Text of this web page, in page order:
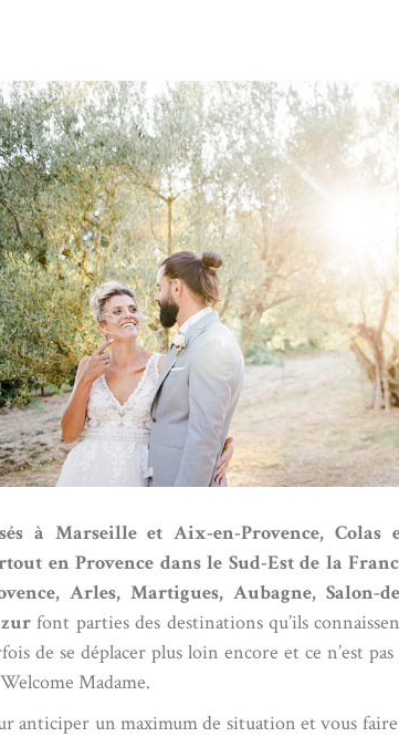
à Marseilleet Aix-en-Provence, Colas
en Provence dans le Sud-Est de la
, Arles, Martigues, Aubagne, Salon-
font parties des destinations qu’ils
de se déplacer plus loin encore et ce n’est
Madame.
anticiper un maximum de situation et vous